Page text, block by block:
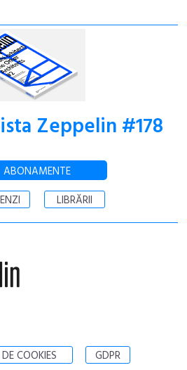
Zeppelin #178
ABONAMENTE
LIBRĂRII
COOKIES GDPR